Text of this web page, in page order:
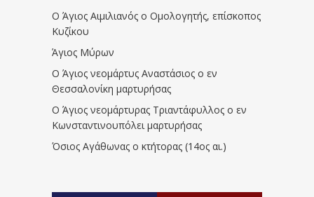
Ο Άγιος Αιμιλιανός ο Ομολογητής, επίσκοπος
Κυζίκου
Άγιος Μύρων
Ο Άγιος νεομάρτυς Αναστάσιος ο εν
Θεσσαλονίκη μαρτυρήσας
Ο Άγιος νεομάρτυρας Τριαντάφυλλος ο εν
Κωνσταντινουπόλει μαρτυρήσας
Όσιος Αγάθωνας ο κτήτορας (14ος αι.)